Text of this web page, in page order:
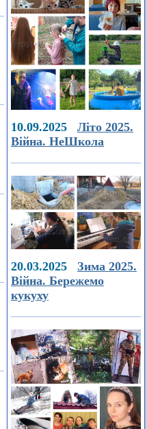
10.09.2025 Літо 2025.
Війна. НеШкола
20.03.2025 Зима 2025.
Війна. Бережемо
кукуху